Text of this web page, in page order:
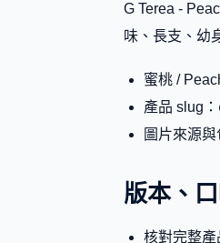
G Terea -
味、長支、幼
蜜桃 /
產品 slug：
圖片來源
版本、
核對完整產